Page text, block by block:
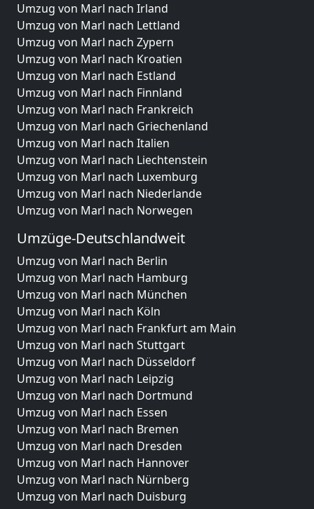
Umzug von Marl nach Irland
Umzug von Marl nach Lettland
Umzug von Marl nach Zypern
Umzug von Marl nach Kroatien
Umzug von Marl nach Estland
Umzug von Marl nach Finnland
Umzug von Marl nach Frankreich
Umzug von Marl nach Griechenland
Umzug von Marl nach Italien
Umzug von Marl nach Liechtenstein
Umzug von Marl nach Luxemburg
Umzug von Marl nach Niederlande
Umzug von Marl nach Norwegen
Umzüge-Deutschlandweit
Umzug von Marl nach Berlin
Umzug von Marl nach Hamburg
Umzug von Marl nach München
Umzug von Marl nach Köln
Umzug von Marl nach Frankfurt am Main
Umzug von Marl nach Stuttgart
Umzug von Marl nach Düsseldorf
Umzug von Marl nach Leipzig
Umzug von Marl nach Dortmund
Umzug von Marl nach Essen
Umzug von Marl nach Bremen
Umzug von Marl nach Dresden
Umzug von Marl nach Hannover
Umzug von Marl nach Nürnberg
Umzug von Marl nach Duisburg